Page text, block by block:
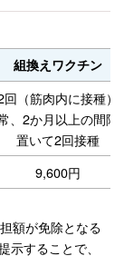
組換えワクチン
回（筋肉内に接種）
、2か月以上の間隔
置いて2回接種
9,600円
額が免除となる
することで、